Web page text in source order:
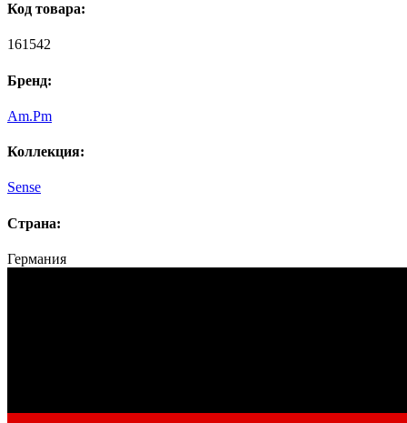
Код товара:
161542
Бренд:
Am.Pm
Коллекция:
Sense
Страна:
Германия